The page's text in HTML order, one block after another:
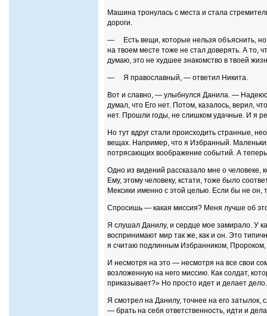
Машина тронулась с места и стала
дороги.
— Есть вещи, которые нельзя объяснить,
на твоем месте тоже не стал доверять. А то,
думаю, это не худшее знакомство в твоей
— Я православный, — ответил Никита.
Вот и славно, — улыбнулся Данила. —
думал, что Его нет. Потом, казалось, верил,
нет. Прошли годы, не слишком удачные. И я
Но тут вдруг стали происходить странные,
вещах. Например, что я Избранный.
потрясающих воображение событий. А
Одно из видений рассказало мне о
Ему, этому человеку, кстати, тоже было
Мексики именно с этой целью. Если бы не он,
Спросишь — какая миссия? Меня лучше об
Я слушал Данилу, и сердце мое замирало. У
воспринимают мир так же, как и он. Это
я считаю подлинным Избранником, Пророком,
И несмотря на это — несмотря на все свои
возложенную на него миссию. Как солдат,
приказывает?» Но просто идет и делает дело.
Я смотрел на Данилу, точнее на его затылок,
— брать на себя ответственность, идти и